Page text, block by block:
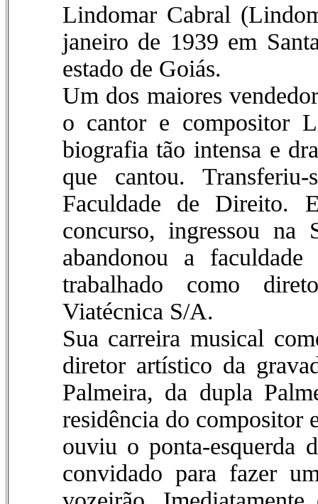
Lindomar Cabral
janeiro de 1939 em
estado de Goiás.
Um dos maiores
o cantor e compositor
biografia tão intensa e
que cantou.
Faculdade de Direito.
concurso, ingressou na
abandonou a
trabalhado como
Viatécnica S/A.
Sua carreira musical
diretor artístico da
Palmeira, da dupla
residência do compositor
ouviu o ponta-esquerda
convidado para fazer